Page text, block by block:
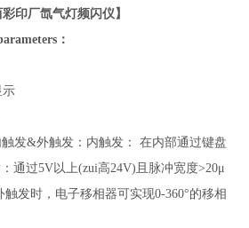
印厂氙气灯频闪仪】
：
示
发&外触发：内触发： 在内部通过键盘
通过5V以上(zui高24V)且脉冲宽度>20μ
触发时，电子移相器可实现0-360°的移相